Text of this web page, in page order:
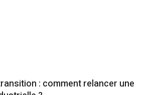
: comment relancer une